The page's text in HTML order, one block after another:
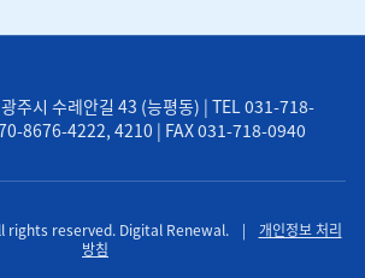
주시 수레안길 43 (능평동) | TEL 031-718-
8676-4222, 4210 | FAX 031-718-0940
rights reserved. Digital Renewal. |
개인정보 처리
방침